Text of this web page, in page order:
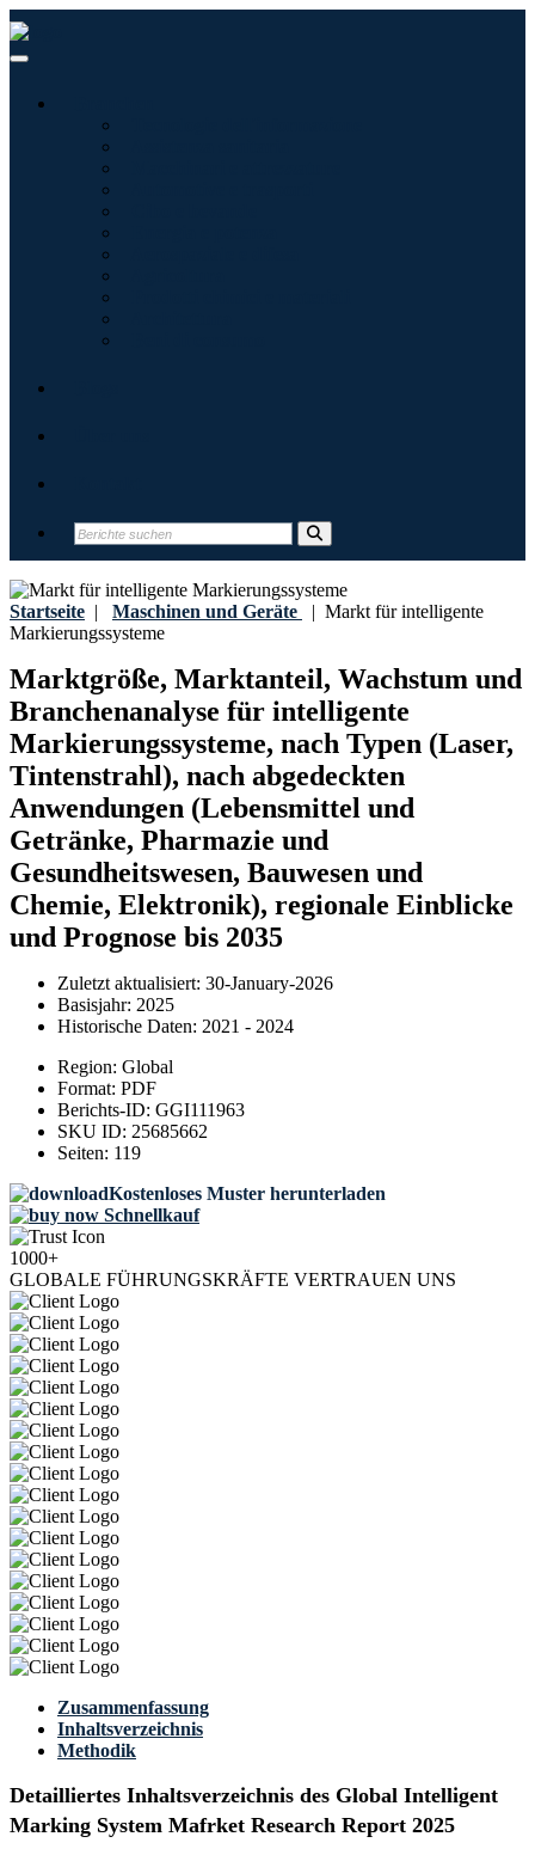
Startseite | Maschinen und Geräte | Markt für intelligente
Markierungssysteme
Marktgröße, Marktanteil, Wachstum und
Branchenanalyse für intelligente
Markierungssysteme, nach Typen (Laser,
Tintenstrahl), nach abgedeckten
Anwendungen (Lebensmittel und
Getränke, Pharmazie und
Gesundheitswesen, Bauwesen und
Chemie, Elektronik), regionale Einblicke
und Prognose bis 2035
Zuletzt aktualisiert: 30-January-2026
Basisjahr: 2025
Historische Daten: 2021 - 2024
Region: Global
Format: PDF
Berichts-ID: GGI111963
SKU ID: 25685662
Seiten: 119
Kostenloses Muster herunterladen
Schnellkauf
1000+
GLOBALE FÜHRUNGSKRÄFTE VERTRAUEN UNS
Zusammenfassung
Inhaltsverzeichnis
Methodik
Detailliertes Inhaltsverzeichnis des Global Intelligent
Marking System Mafrket Research Report 2025